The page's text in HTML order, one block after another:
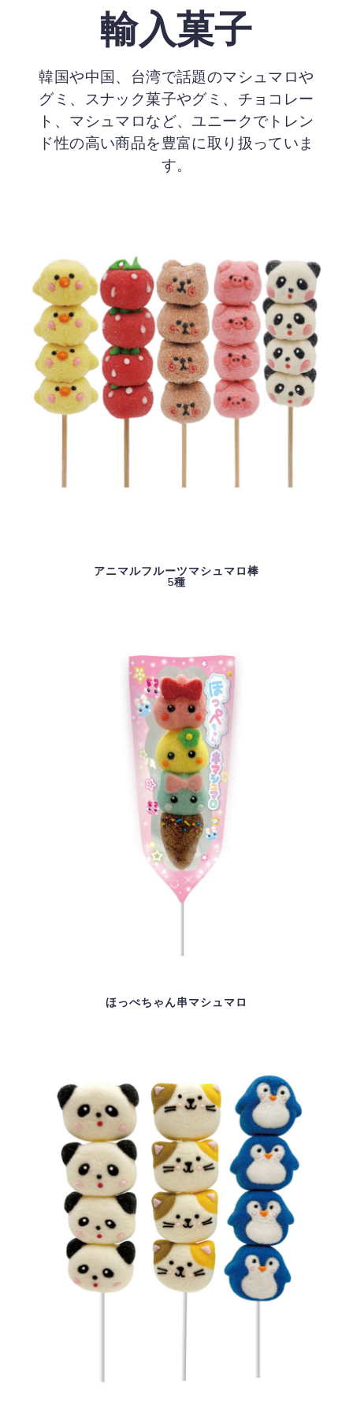
輸入菓子
韓国や中国、台湾で話題のマシュマロや
グミ、スナック菓子やグミ、チョコレー
ト、マシュマロなど、ユニークでトレン
ド性の高い商品を豊富に取り扱っていま
す。
アニマルフルーツマシュマロ棒
5種
ほっぺちゃん串マシュマロ